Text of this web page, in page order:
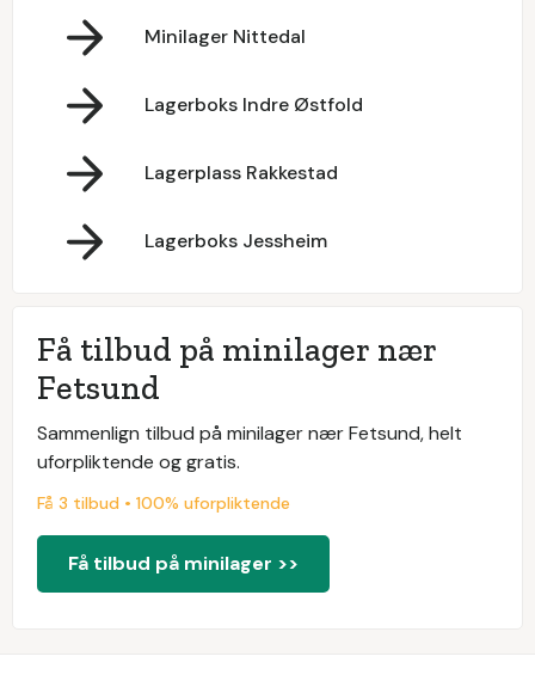
Minilager Nittedal
Lagerboks Indre Østfold
Lagerplass Rakkestad
Lagerboks Jessheim
Få tilbud på minilager nær
Fetsund
Sammenlign tilbud på minilager nær Fetsund, helt
uforpliktende og gratis.
Få 3 tilbud • 100% uforpliktende
Få tilbud på minilager >>